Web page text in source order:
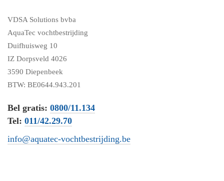
VDSA Solutions bvba
AquaTec vochtbestrijding
Duifhuisweg 10
IZ Dorpsveld 4026
3590 Diepenbeek
BTW: BE0644.943.201
Bel gratis: 0800/11.134
Tel: 011/42.29.70
info@aquatec-vochtbestrijding.be